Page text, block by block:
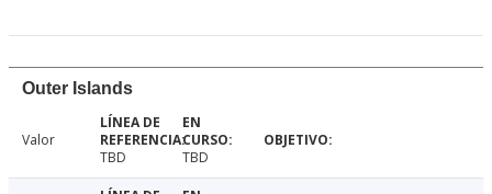
Outer Islands
Valor
TBD
TBD